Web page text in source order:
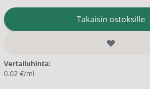
Takaisin ostoksille
Vertailuhinta:
0.02 €/ml